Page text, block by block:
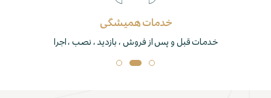
خدمات همیشگی
خدمات قبل و پس از فروش ، بازدید ، نصب ، اجرا